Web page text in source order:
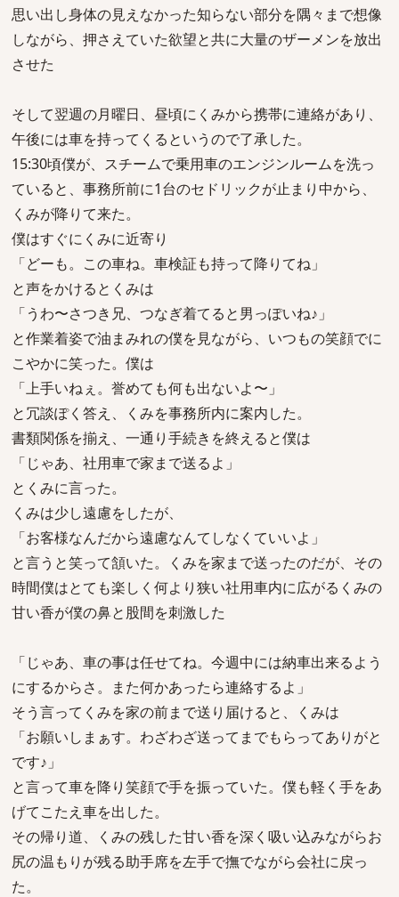
思い出し身体の見えなかった知らない部分を隅々まで想像
しながら、押さえていた欲望と共に大量のザーメンを放出
させた
そして翌週の月曜日、昼頃にくみから携帯に連絡があり、
午後には車を持ってくるというので了承した。
15:30頃僕が、スチームで乗用車のエンジンルームを洗っ
ていると、事務所前に1台のセドリックが止まり中から、
くみが降りて来た。
僕はすぐにくみに近寄り
「どーも。この車ね。車検証も持って降りてね」
と声をかけるとくみは
「うわ〜さつき兄、つなぎ着てると男っぽいね♪」
と作業着姿で油まみれの僕を見ながら、いつもの笑顔でに
こやかに笑った。僕は
「上手いねぇ。誉めても何も出ないよ〜」
と冗談ぽく答え、くみを事務所内に案内した。
書類関係を揃え、一通り手続きを終えると僕は
「じゃあ、社用車で家まで送るよ」
とくみに言った。
くみは少し遠慮をしたが、
「お客様なんだから遠慮なんてしなくていいよ」
と言うと笑って頷いた。くみを家まで送ったのだが、その
時間僕はとても楽しく何より狭い社用車内に広がるくみの
甘い香が僕の鼻と股間を刺激した
「じゃあ、車の事は任せてね。今週中には納車出来るよう
にするからさ。また何かあったら連絡するよ」
そう言ってくみを家の前まで送り届けると、くみは
「お願いしまぁす。わざわざ送ってまでもらってありがと
です♪」
と言って車を降り笑顔で手を振っていた。僕も軽く手をあ
げてこたえ車を出した。
その帰り道、くみの残した甘い香を深く吸い込みながらお
尻の温もりが残る助手席を左手で撫でながら会社に戻っ
た。